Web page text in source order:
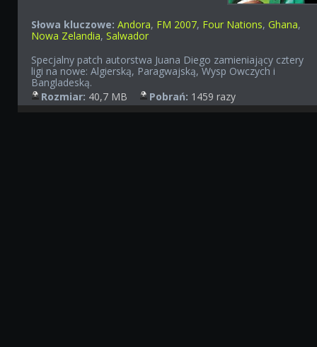
Słowa kluczowe: Andora, FM 2007, Four Nations,Ghana,
Nowa Zelandia,Salwador
Specjalny patch autorstwa Juana Diego zamieniający cztery
ligi na nowe: Algierską, Paragwajską, Wysp Owczych i
Bangladeską.
Rozmiar: 40,7 MB Pobrań: 1459 razy